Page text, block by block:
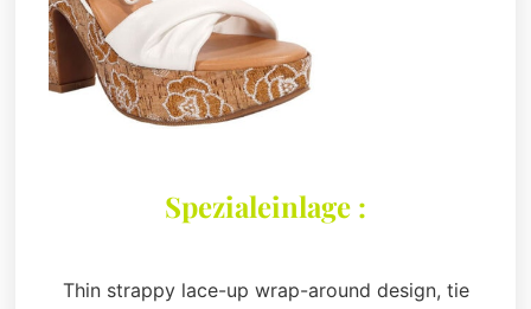
Spezialeinlage :
Thin strappy lace-up wrap-around design, tie